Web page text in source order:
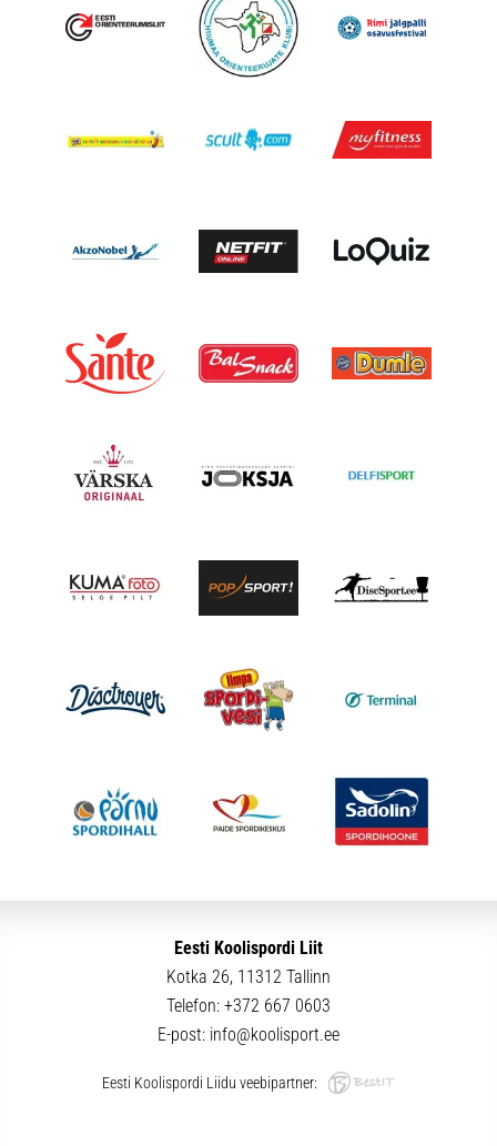
Eesti Koolispordi Liit
Kotka 26, 11312 Tallinn
Telefon: +372 667 0603
E-post: info@koolisport.ee
Eesti Koolispordi Liidu veebipartner: